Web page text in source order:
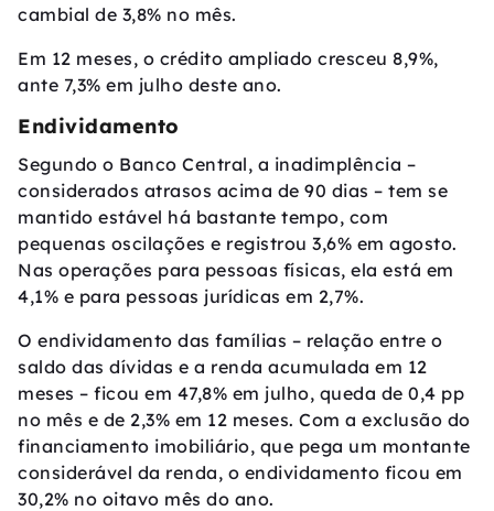
cambial de 3,8% no mês.
Em 12 meses, o crédito ampliado cresceu 8,9%,
ante 7,3% em julho deste ano.
Endividamento
Segundo o Banco Central, a inadimplência –
considerados atrasos acima de 90 dias – tem se
mantido estável há bastante tempo, com
pequenas oscilações e registrou 3,6% em agosto.
Nas operações para pessoas físicas, ela está em
4,1% e para pessoas jurídicas em 2,7%.
O endividamento das famílias – relação entre o
saldo das dívidas e a renda acumulada em 12
meses – ficou em 47,8% em julho, queda de 0,4 pp
no mês e de 2,3% em 12 meses. Com a exclusão do
financiamento imobiliário, que pega um montante
considerável da renda, o endividamento ficou em
30,2% no oitavo mês do ano.